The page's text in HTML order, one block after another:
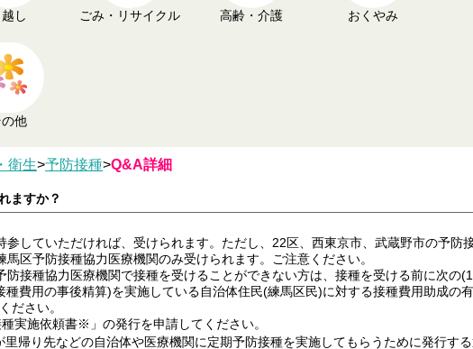
し ごみ・リサイクル 高齢・介護 おくやみ
他
衛生>予防接種>Q&A詳細
ますか？
していただければ、受けられます。ただし、22区、西東京市、武蔵野市の予防
区予防接種協力医療機関のみ受けられます。ご注意ください。
接種協力医療機関で接種を受けることができない方は、接種を受ける前に次の
費用の事後精算)を実施している自治体住民(練馬区民)に対する接種費用助成の
ださい。
実施依頼書※」の発行を申請してください。
帰り先などの自治体や医療機関に定期予防接種を実施してもらうために発行す